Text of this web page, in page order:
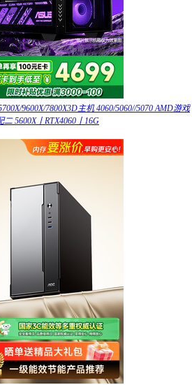
9600X/7800X3D主机 4060/5060//5070 AMD游戏
5600X丨RTX4060丨16G